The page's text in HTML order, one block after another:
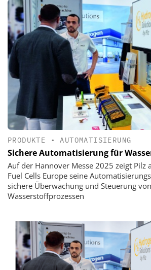
PRODUKTE •AUTOMATISIERUNG
Sichere Automatisierung für
Auf der Hannover Messe 2025 zeigt Pilz
Fuel Cells Europe seine
sichere Überwachung und Steuerung von
Wasserstoffprozessen